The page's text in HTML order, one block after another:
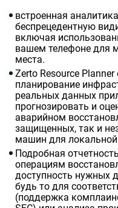
встроенная
беспрецедентную
включая
вашем телефоне для
места.
Zerto Resource Planner
планирование
реальных данных
прогнозировать и
аварийном
защищенных, так и
машин для
Подробная
операциям
доступность нужных
будь то для
(поддержка